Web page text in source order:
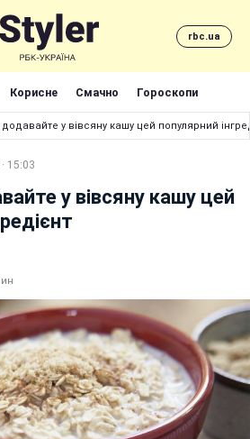
rbc.ua
Корисне Смачно Гороскопи
додавайте у вівсяну кашу цей популярний
15:03
у вівсяну кашу цей